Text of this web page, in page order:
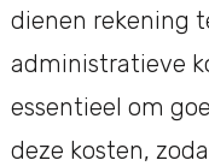
dienen rekening
administratieve
essentieel om
deze kosten,